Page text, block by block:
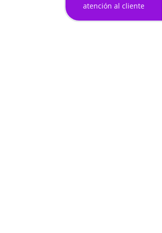
atención al cliente